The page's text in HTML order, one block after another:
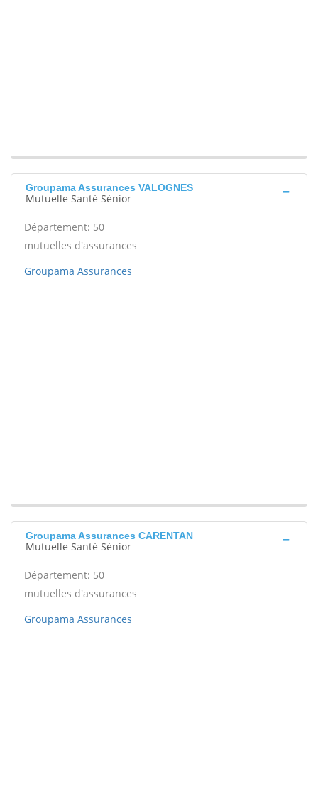
Groupama Assurances VALOGNES
Mutuelle Santé Sénior
Département: 50
mutuelles d'assurances
Groupama Assurances
Groupama Assurances CARENTAN
Mutuelle Santé Sénior
Département: 50
mutuelles d'assurances
Groupama Assurances